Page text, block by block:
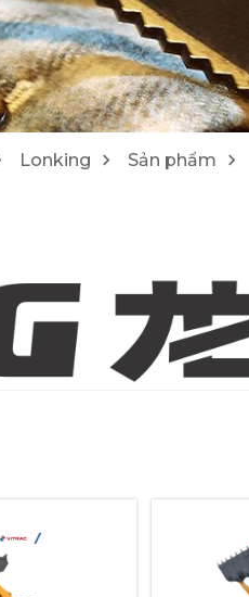
4
Lu Hamm
21
Lonking Sản phẩm